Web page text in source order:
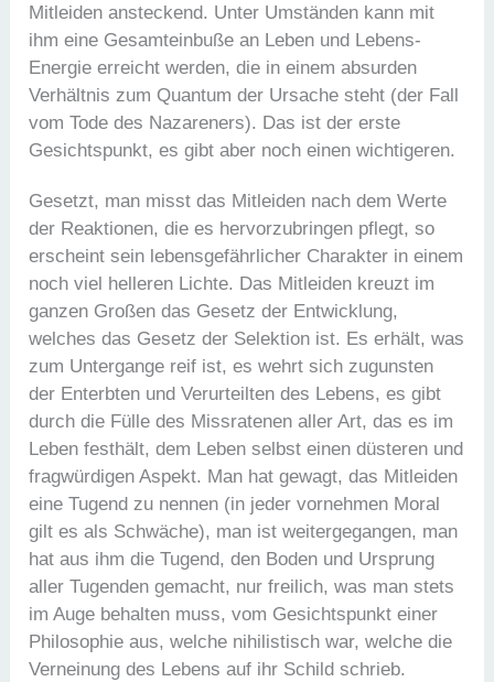
Mitleiden ansteckend. Unter Umständen kann mit
ihm eine Gesamteinbuße an Leben und Lebens-
Energie erreicht werden, die in einem absurden
Verhältnis zum Quantum der Ursache steht (der Fall
vom Tode des Nazareners). Das ist der erste
Gesichtspunkt, es gibt aber noch einen wichtigeren.
Gesetzt, man misst das Mitleiden nach dem Werte
der Reaktionen, die es hervorzubringen pflegt, so
erscheint sein lebensgefährlicher Charakter in einem
noch viel helleren Lichte. Das Mitleiden kreuzt im
ganzen Großen das Gesetz der Entwicklung,
welches das Gesetz der Selektion ist. Es erhält, was
zum Untergange reif ist, es wehrt sich zugunsten
der Enterbten und Verurteilten des Lebens, es gibt
durch die Fülle des Missratenen aller Art, das es im
Leben festhält, dem Leben selbst einen düsteren und
fragwürdigen Aspekt. Man hat gewagt, das Mitleiden
eine Tugend zu nennen (in jeder vornehmen Moral
gilt es als Schwäche), man ist weitergegangen, man
hat aus ihm die Tugend, den Boden und Ursprung
aller Tugenden gemacht, nur freilich, was man stets
im Auge behalten muss, vom Gesichtspunkt einer
Philosophie aus, welche nihilistisch war, welche die
Verneinung des Lebens auf ihr Schild schrieb.